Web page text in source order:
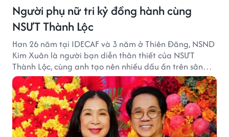
Người phụ nữ tri kỷ đồng hành cùng
NSƯT Thành Lộc
Hơn 26 năm tại IDECAF và 3 năm ở Thiên Đăng, NSND
Kim Xuân là người bạn diễn thân thiết của NSƯT
Thành Lộc, cùng anh tạo nên nhiều dấu ấn trên sân
khấu.